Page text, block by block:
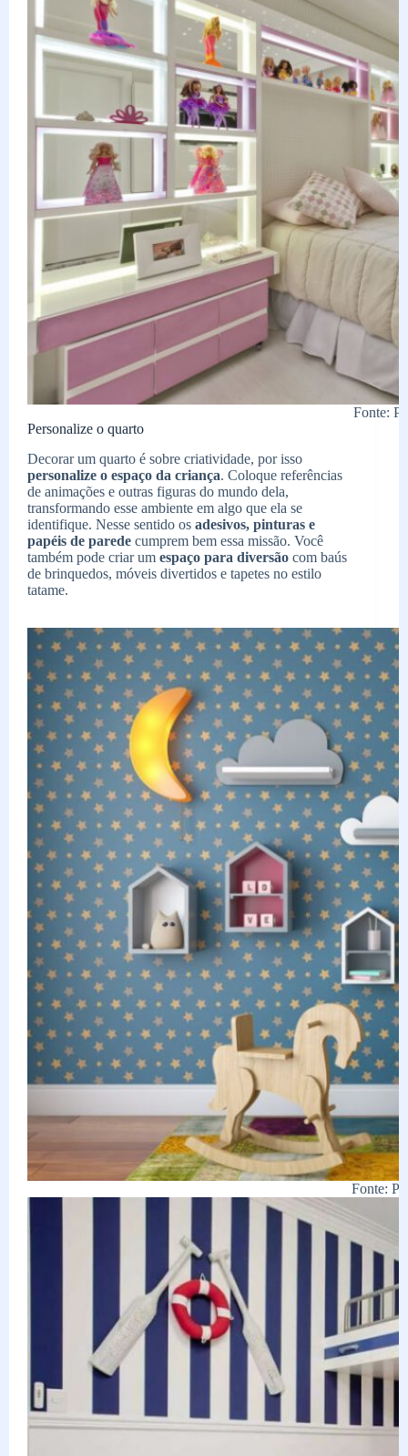
Fonte:
Personalize o quarto
Decorar um quarto é sobre criatividade, por isso
personalize o espaço da criança. Coloque referências
de animações e outras figuras do mundo dela,
transformando esse ambiente em algo que ela se
identifique. Nesse sentido os adesivos, pinturas e
papéis de parede cumprem bem essa missão. Você
também pode criar um espaço para diversão com baús
de brinquedos, móveis divertidos e tapetes no estilo
tatame.
Fonte: